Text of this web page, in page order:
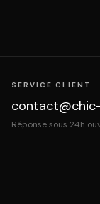
SERVICE CLIENT
Réponse sous 24h